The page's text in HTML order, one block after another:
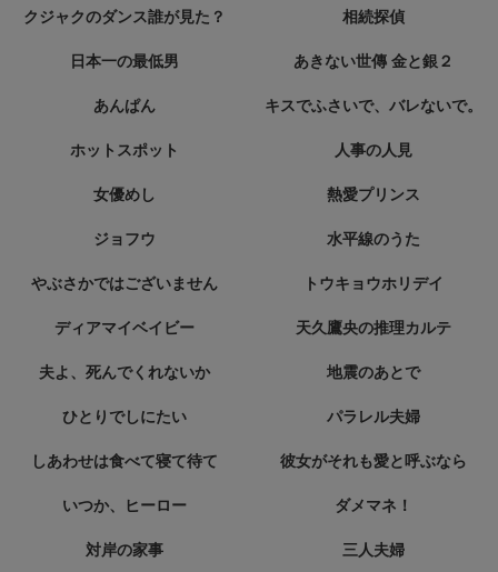
クジャクのダンス誰が見た？ 相続探偵
日本一の最低男 あきない世傳 金と銀２
あんぱん キスでふさいで、バレないで。
ホットスポット 人事の人見
女優めし 熱愛プリンス
ジョフウ 水平線のうた
やぶさかではございません トウキョウホリデイ
ディアマイベイビー 天久鷹央の推理カルテ
夫よ、死んでくれないか 地震のあとで
ひとりでしにたい パラレル夫婦
しあわせは食べて寝て待て 彼女がそれも愛と呼ぶなら
いつか、ヒーロー ダメマネ！
対岸の家事 三人夫婦